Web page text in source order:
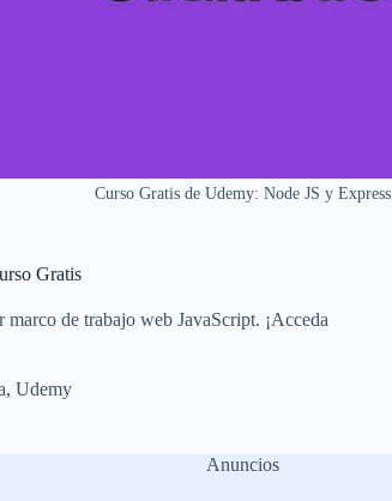
Curso Gratis de Udemy: Node JS y Express
Gratis
de trabajo web JavaScript. ¡Acceda
, Udemy
Anuncios